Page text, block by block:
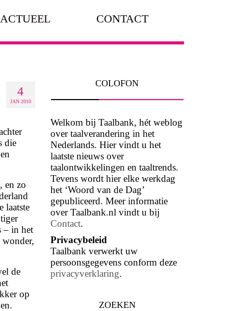
ACTUEEL CONTACT
4
JAN 2010
die
, en zo
laatste
– in het
wonder,
de
op
COLOFON
Welkom bij Taalbank, hét weblog
over taalverandering in het
Nederlands. Hier vindt u het
laatste nieuws over
taalontwikkelingen en taaltrends.
Tevens wordt hier elke werkdag
het ‘Woord van de Dag’
gepubliceerd. Meer informatie
over Taalbank.nl vindt u bij
Contact.
Privacybeleid
Taalbank verwerkt uw
persoonsgegevens conform deze
privacyverklaring.
ZOEKEN